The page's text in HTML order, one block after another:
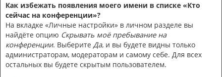
Как избежать появления моего имени в списке «Кто
сейчас на конференции»?
На вкладке «Личные настройки» в личном разделе вы
найдёте опцию Скрывать моё пребывание на
конференции. Выберите Да, и вы будете видны только
администраторам, модераторам и самому себе. Для всех
остальных вы будете скрытым пользователем.